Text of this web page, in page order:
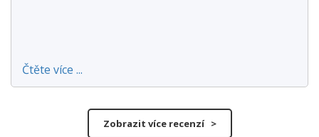
Čtěte více ...
Zobrazit více recenzí >